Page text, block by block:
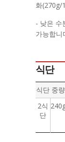
화(270g/
- 낮은 수
가능합니
식단
식단 중량
2식
단